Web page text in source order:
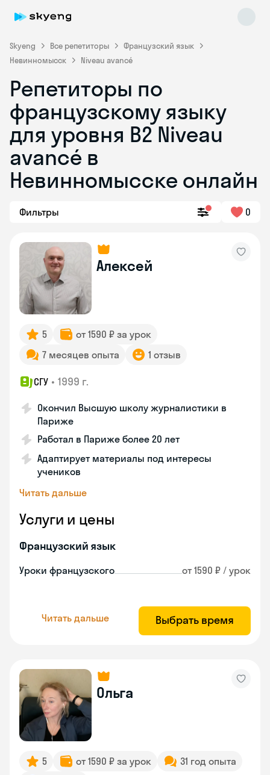
Skyeng Все репетиторы
Французский язык
Невинномысск
Niveau avancé
Репетиторы по
французскому языку
для уровня B2 Niveau
avancé в
Невинномысске онлайн
Фильтры 0
Алексей
5
от 1590 ₽ за урок
7 месяцев опыта
1 отзыв
СГУ • 1999 г.
Окончил Высшую школу журналистики в
Париже
Работал в Париже более 20 лет
Адаптирует материалы под интересы
учеников
Читать дальше
Услуги и цены
Французский язык
Уроки французского от 1590 ₽ / урок
Читать дальше Выбрать время
Ольга
5 от 1590 ₽ за урок
31 год опыта
Skyeng Chat